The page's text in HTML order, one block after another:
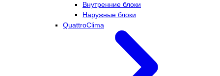
Внутренние блоки
Наружные блоки
QuattroClima